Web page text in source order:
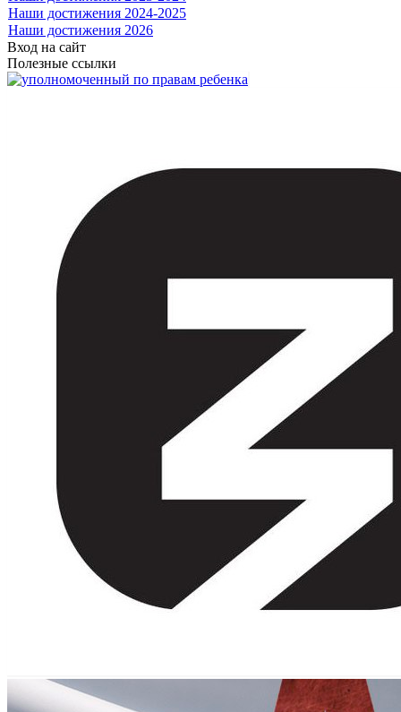
Наши достижения 2024-2025
Наши достижения 2026
Вход на сайт
Полезные ссылки